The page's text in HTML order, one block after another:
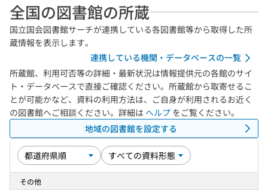
全国の図書館の所蔵
国立国会図書館サーチが連携している各図書館等から取得した所
蔵情報を表示します。
連携している機関・データベースの一覧
所蔵館、利用可否等の詳細・最新状況は情報提供元の各館のサイ
ト・データベースで直接ご確認ください。所蔵館から取寄せるこ
とが可能かなど、資料の利用方法は、ご自身が利用されるお近く
の図書館へご相談ください。詳細は ヘルプ をご覧ください。
地域の図書館を設定する
その他